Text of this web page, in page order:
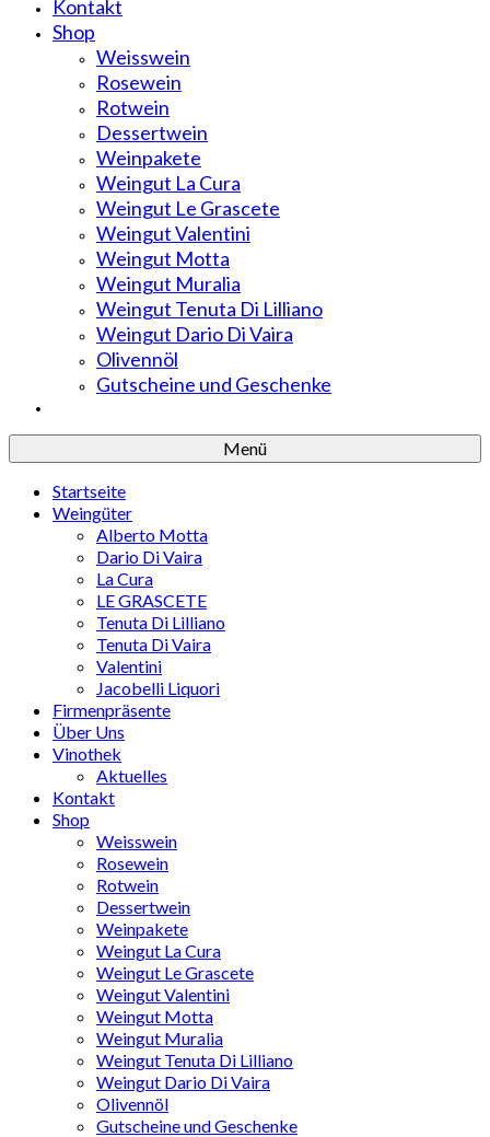
Kontakt
Shop
Weisswein
Rosewein
Rotwein
Dessertwein
Weinpakete
Weingut La Cura
Weingut Le Grascete
Weingut Valentini
Weingut Motta
Weingut Muralia
Weingut Tenuta Di Lilliano
Weingut Dario Di Vaira
Olivennöl
Gutscheine und Geschenke
Menü
Startseite
Weingüter
Alberto Motta
Dario Di Vaira
La Cura
LE GRASCETE
Tenuta Di Lilliano
Tenuta Di Vaira
Valentini
Jacobelli Liquori
Firmenpräsente
Über Uns
Vinothek
Aktuelles
Kontakt
Shop
Weisswein
Rosewein
Rotwein
Dessertwein
Weinpakete
Weingut La Cura
Weingut Le Grascete
Weingut Valentini
Weingut Motta
Weingut Muralia
Weingut Tenuta Di Lilliano
Weingut Dario Di Vaira
Olivennöl
Gutscheine und Geschenke